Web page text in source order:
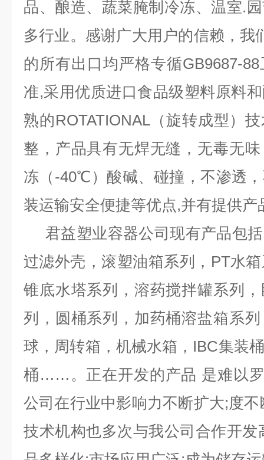
品、酿造、蔬菜腌制冷冻、温室.
多行业。感谢广大用户的信赖，我
的所有出口均严格专循GB9687-
准,采用优质进口食品级塑料原料
熟的ROTATIONAL（旋转成型）
整，产品具有无焊无缝，无毒无
冻（-40℃）酸碱、碰撞，不渗透
装运输安全便捷等优点,并有提供产
君益塑业容器公司现有产品包
过滤外壳，滚塑油箱系列，PT水
锥底水塔系列，溶药搅拌罐系列
列，圆桶系列，加药桶溶盐箱系
球，周转箱，机械水箱，IBC集装
桶……。正在开发的产品 是难以
公司在行业中影响力不断扩大;度
技术机构也多次与我公司合作开